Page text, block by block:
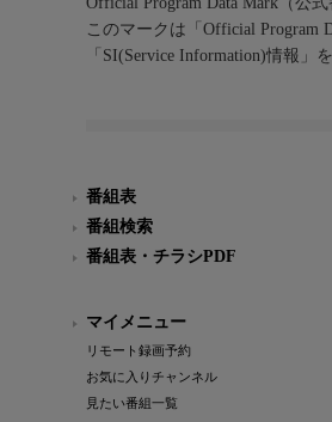
このマークは「Official Program
「SI(Service Information)情報
番組表
番組検索
番組表・チラシPDF
マイメニュー
リモート録画予約
お気に入りチャンネル
見たい番組一覧